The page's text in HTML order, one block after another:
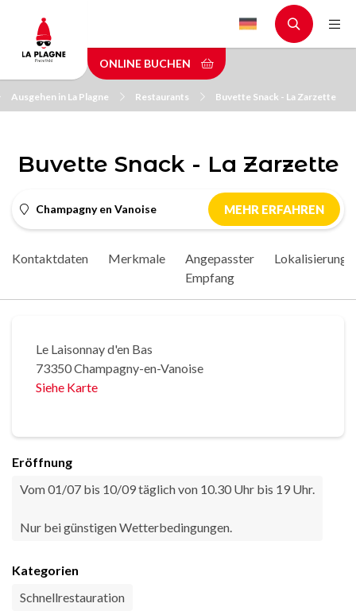
main
content
ONLINE BUCHEN
Ausgehen in La Plagne Restaurants Buvette Snack - La Zarzette
Buvette Snack - La Zarzette
Champagny en Vanoise MEHR ERFAHREN
Kontaktdaten Merkmale
Angepasster
Empfang
Lokalisierung
Le Laisonnay d'en Bas
73350 Champagny-en-Vanoise
Siehe Karte
Eröffnung
Vom 01/07 bis 10/09 täglich von 10.30 Uhr bis 19 Uhr.
Nur bei günstigen Wetterbedingungen.
Kategorien
Schnellrestauration